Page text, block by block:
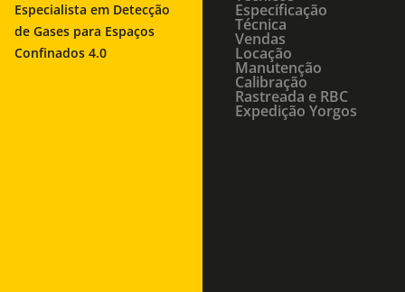
Especialista em Detecção
de Gases para Espaços
Confinados 4.0
Especificação
Técnica
Vendas
Locação
Manutenção
Calibração
Rastreada e RBC
Expedição Yorgos